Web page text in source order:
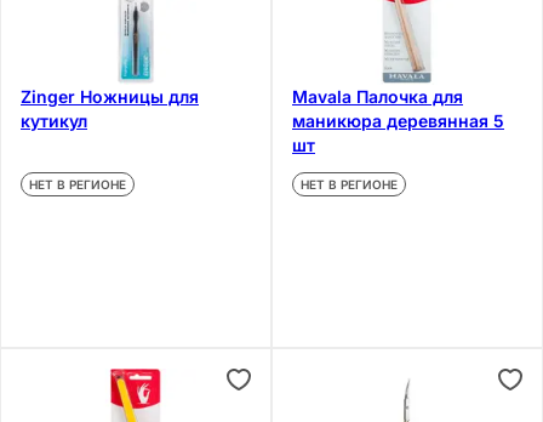
Zinger Ножницы для
кутикул
НЕТ В РЕГИОНЕ
Mavala Палочка для
маникюра деревянная 5
шт
НЕТ В РЕГИОНЕ